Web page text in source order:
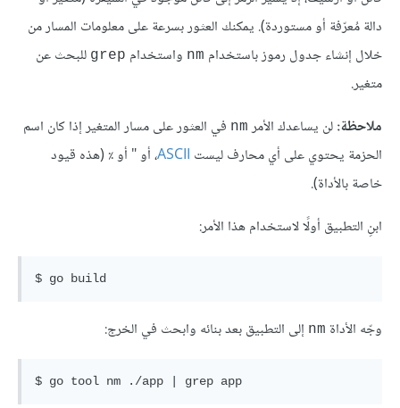
دالة مُعرّفة أو مستوردة). يمكنك العثور بسرعة على معلومات المسار من
خلال إنشاء جدول رموز باستخدام nm واستخدام grep للبحث عن
متغير.
ملاحظة:لن يساعدك الأمر nm في العثور على مسار المتغير إذا كان اسم
الحزمة يحتوي على أي محارف ليست ASCII، أو " أو ٪ (هذه قيود
خاصة بالأداة).
ابنِ التطبيق أولًا لاستخدام هذا الأمر:
وجّه الأداة nm إلى التطبيق بعد بنائه وابحث في الخرج: